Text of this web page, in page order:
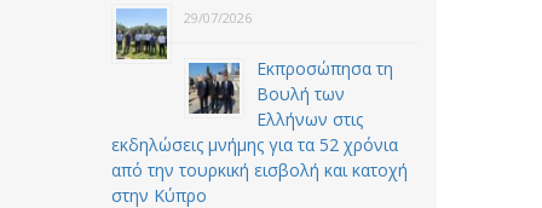
29/07/2026
Εκπροσώπησα τη
Βουλή των
Ελλήνων στις
εκδηλώσεις μνήμης για τα 52 χρόνια
από την τουρκική εισβολή και κατοχή
στην Κύπρο